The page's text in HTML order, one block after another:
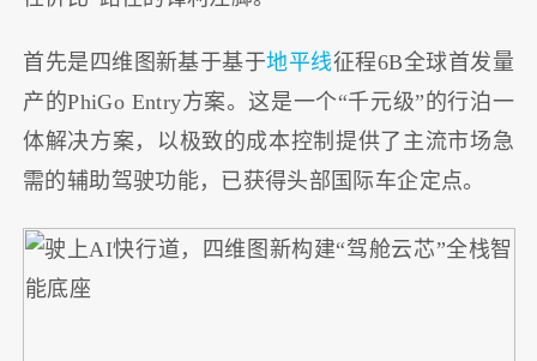
首先是四维图新基于基于地平线征程6B全球首发量
产的PhiGo Entry方案。这是一个“千元级”的行泊一
体解决方案，以极致的成本控制提供了主流市场急
需的辅助驾驶功能，已获得头部国际车企定点。